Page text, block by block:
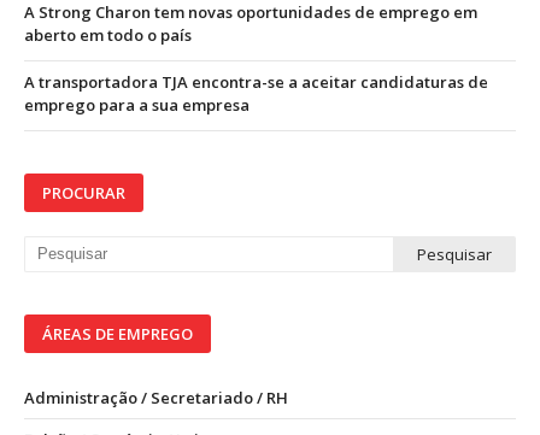
A Strong Charon tem novas oportunidades de emprego em
aberto em todo o país
A transportadora TJA encontra-se a aceitar candidaturas de
emprego para a sua empresa
PROCURAR
ÁREAS DE EMPREGO
Administração / Secretariado / RH